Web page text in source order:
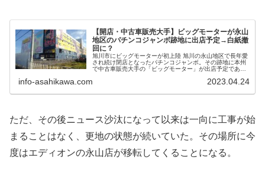
【開店・中古車販売大手】ビッグモーターが永山
地区のパチンコジャンボ跡地に出店予定→白紙撤
回に？
旭川市にビッグモーターが初上陸 旭川の永山地区で長年愛
され続け閉店となったパチンコジャンボ。その跡地に本州
で中古車販売大手の「ビッグモーター」が出店予定である
info-asahikawa.com 2023.04.24
ただ、その後ニュース沙汰になって以来は一向に工事が始
まることはなく、更地の状態が続いていた。その場所に今
度はエディオンの永山店が移転してくることになる。